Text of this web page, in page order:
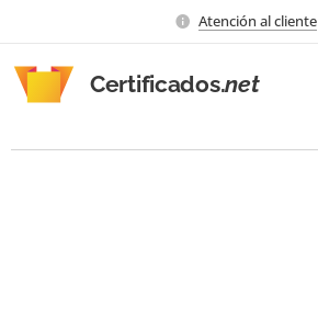
Atención al cliente
Certificados.net